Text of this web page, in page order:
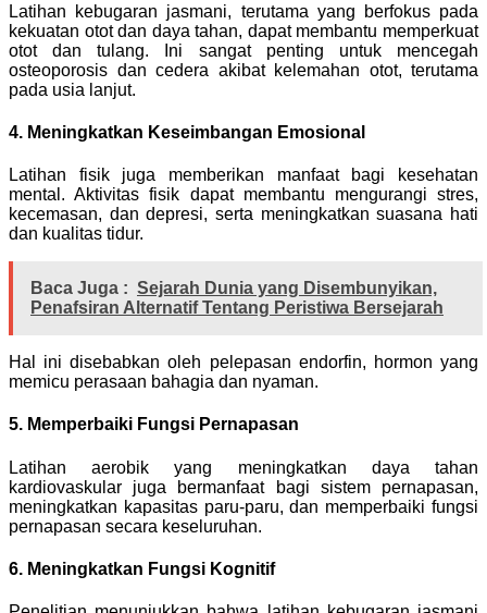
Latihan kebugaran jasmani, terutama yang berfokus pada
kekuatan otot dan daya tahan, dapat membantu memperkuat
otot dan tulang. Ini sangat penting untuk mencegah
osteoporosis dan cedera akibat kelemahan otot, terutama
pada usia lanjut.
4. Meningkatkan Keseimbangan Emosional
Latihan fisik juga memberikan manfaat bagi kesehatan
mental. Aktivitas fisik dapat membantu mengurangi stres,
kecemasan, dan depresi, serta meningkatkan suasana hati
dan kualitas tidur.
Baca Juga : Sejarah Dunia yang Disembunyikan,
Penafsiran Alternatif Tentang Peristiwa Bersejarah
Hal ini disebabkan oleh pelepasan endorfin, hormon yang
memicu perasaan bahagia dan nyaman.
5. Memperbaiki Fungsi Pernapasan
Latihan aerobik yang meningkatkan daya tahan
kardiovaskular juga bermanfaat bagi sistem pernapasan,
meningkatkan kapasitas paru-paru, dan memperbaiki fungsi
pernapasan secara keseluruhan.
6. Meningkatkan Fungsi Kognitif